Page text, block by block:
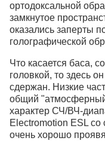
ортодоксальной
замкнутое
оказались заперты
голографической
Что касается баса,
головкой, то здесь
сдержан. Низкие
общий
характер СЧ/ВЧ-
Electromotion ESL
очень хорошо